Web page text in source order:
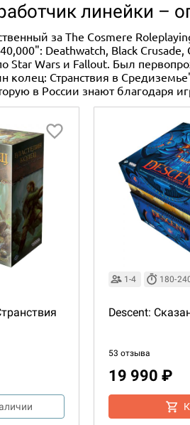
линейки –
за The Cosmere
Deathwatch, Black Crusade,
Star Wars и Fallout. Был
колец: Странствия в
в России знают благодаря
1-4 180-
Descent:
53 отзыва
19 990 ₽